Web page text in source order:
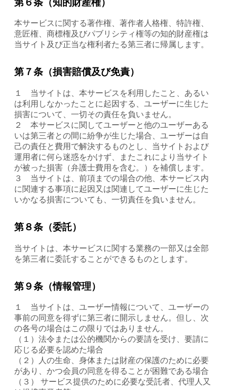
本サービスに関する著作権、著作者人格権、特許権、
意匠権、商標権及びパブリシティ権等の知的財産権は
当サイト及び正当な権利者たる第三者に帰属します。
第７条（損害賠償及び免責）
１ 当サイトは、本サービスを利用したこと、あるい
は利用しなかったことに起因する、ユーザーに生じた
損害について、一切その責任を負いません。
２ 本サービスに関してユーザーと他のユーザーある
いは第三者との間に紛争が生じた場合、ユーザーは自
己の責任と費用で解決するものとし、当サイトおよび
運用者に何ら迷惑をかけず、またこれにより当サイト
が被った損害（弁護士費用を含む。）を補償します。
３ 当サイトは、前項までの場合の他、本サービス内
に関連する事項に起因又は関連してユーザーに生じた
いかなる損害についても、一切責任を負いません。
第８条（委託）
当サイトは、本サービスに関する業務の一部又は全部
を第三者に委託することができるものとします。
第９条（情報管理）
１ 当サイトは、ユーザー情報について、ユーザーの
事前の同意を得ずに第三者に開示しません。但し、次
の各号の場合はこの限りではありません。
（１）法令または公的機関からの要請を受け、要請に
応じる必要を認めた場合
（２）人の生命、身体または財産の保護のために必要
があり、かつ会員の同意を得ることが困難である場合
（３） サービス提供のために必要な受託者、代理人又